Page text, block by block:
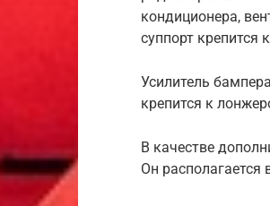
кондиционера,
суппорт крепится
Усилитель
крепится к
В качестве
Он